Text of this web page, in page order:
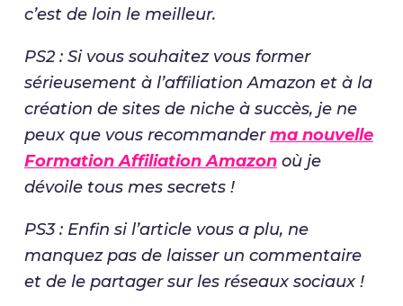
c’est de loin le meilleur.
PS2 : Si vous souhaitez vous former
sérieusement à l’affiliation Amazon et à la
création de sites de niche à succès, je ne
peux que vous recommanderma nouvelle
Formation Affiliation Amazonoù je
dévoile tous mes secrets !
PS3 : Enfin si l’article vous a plu, ne
manquez pas de laisser un commentaire
et de le partager sur les réseaux sociaux !